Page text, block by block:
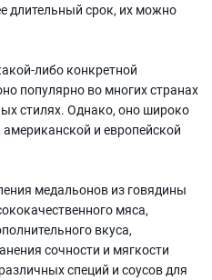
длительный срок, их можно
либо конкретной
популярно во многих странах
стилях. Однако, оно широко
и европейской
медальонов из говядины
мяса,
вкуса,
сочности и мягкости
специй и соусов для